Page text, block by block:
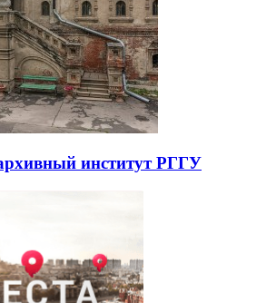
институт РГГУ